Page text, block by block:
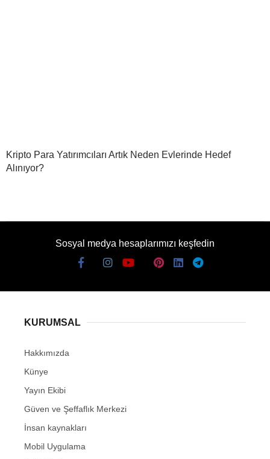
Kripto Para Yatırımcıları Artık Neden Evlerinde Hedef
Alınıyor?
Sosyal medya hesaplarımızı keşfedin
KURUMSAL
Hakkımızda
Künye
Yayın Ekibi
Güven ve Şeffaflık Merkezi
İnsan kaynakları
Mobil Uygulama